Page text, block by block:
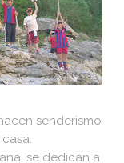
senderismo
se dedican a